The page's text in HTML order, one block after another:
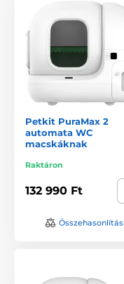
Petkit PuraMax 2
automata WC
macskáknak
Raktáron
132 990 Ft
Összehasonlítás